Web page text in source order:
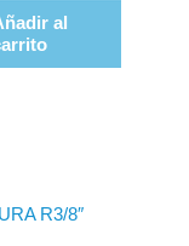
al
R3/8″